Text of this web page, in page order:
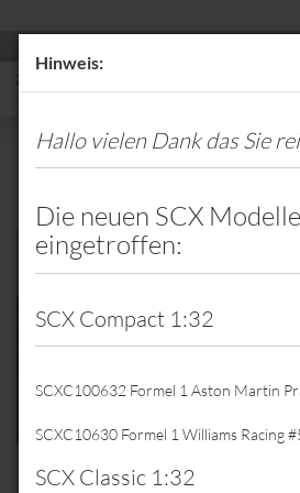
Hinweis:
Hallo vielen Dank das Sie
Die neuen SCX
eingetroffen:
SCX Compact 1:32
SCXC100632 Formel 1 Aston Martin
SCXC10630 Formel 1 Williams Racing
SCX Classic 1:32
Raritäten -